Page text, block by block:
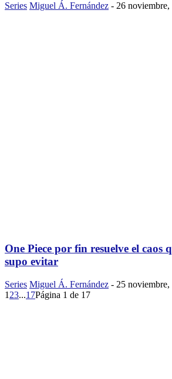
Series Miguel Á. Fernández - 26 noviembre,
One Piece por fin resuelve el caos
supo evitar
Series Miguel Á. Fernández - 25 noviembre,
1 23...17Página 1 de 17